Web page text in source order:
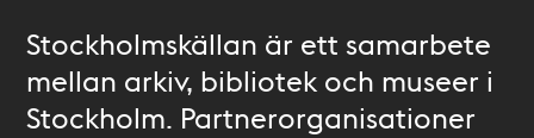
Stockholmskällan är ett samarbete
mellan arkiv, bibliotek och museer i
Stockholm. Partnerorganisationer